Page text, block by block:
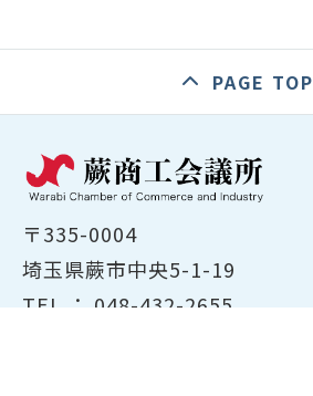
PAGE TOP
〒335-0004
埼玉県蕨市中央5-1-19
TEL ： 048-432-2655